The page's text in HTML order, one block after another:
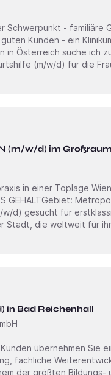
Schwerpunkt - familiäre
Österreich suche ich
(m/w/d) für die
(m/w/d) im
in einer Toplage
WIENArbeitgeber:
d) gesucht für
Stadt, die weltweit für
in Bad Reichenhall
fachliche